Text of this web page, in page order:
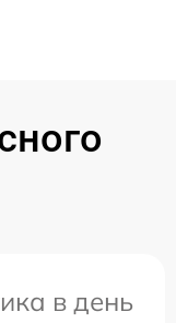
в день